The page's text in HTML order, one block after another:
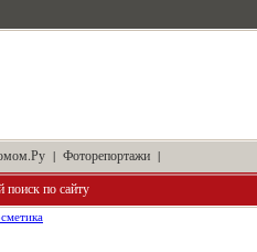
| Фоторепортажи |
по сайту